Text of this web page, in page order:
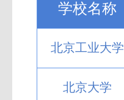
学校名称
北京工业大学
北京大学